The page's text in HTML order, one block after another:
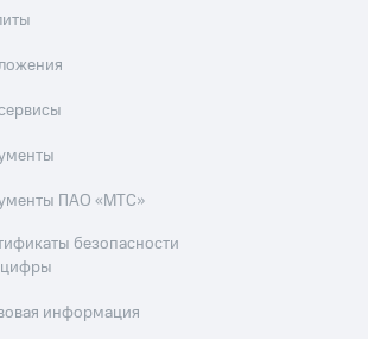
ПАО «МТС»
безопасности
информация